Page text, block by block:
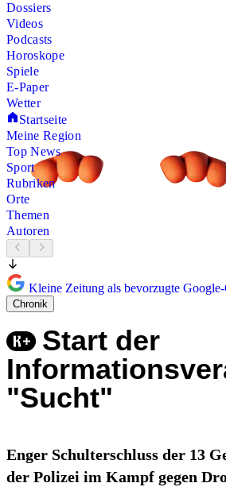
Dossiers
Videos
Podcasts
Horoskope
Spiele
E-Paper
Wetter
Startseite
Meine Region
Top News
Sport
Rubriken
Orte
Themen
Autoren
Kleine Zeitung als bevorzugte
Chronik
Start der
"Sucht"
Enger Schulterschluss der 13
der Polizei im Kampf gegen